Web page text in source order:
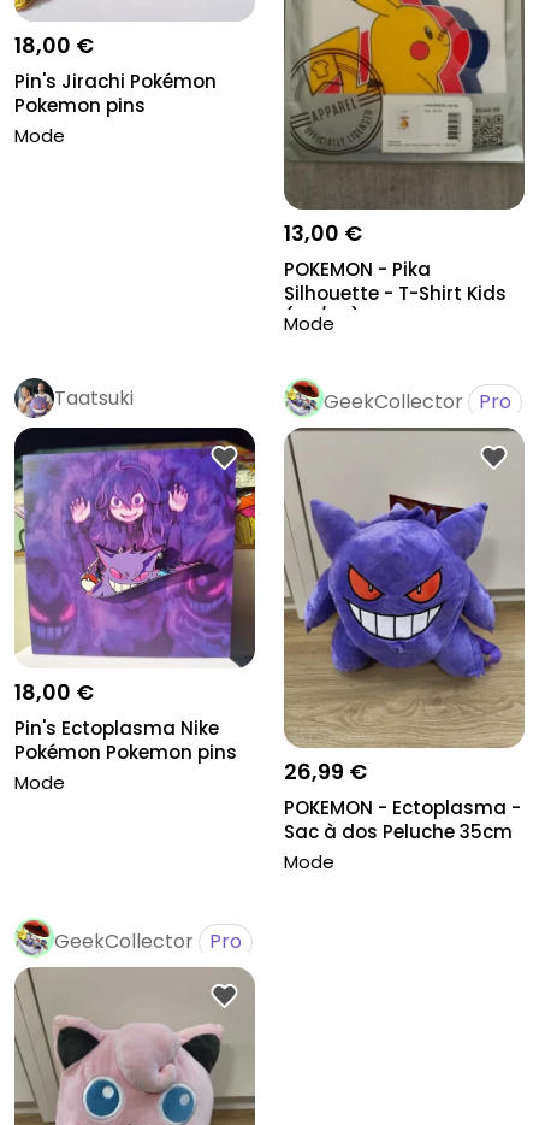
18,00 €
Pin's Jirachi Pokémon
Pokemon pins
Mode
13,00 €
POKEMON - Pika
Silhouette - T-Shirt Kids
(110/116)
Mode
Taatsuki
18,00 €
Pin's Ectoplasma Nike
Pokémon Pokemon pins
Gengar
Mode
GeekCollector Pro
26,99 €
POKEMON - Ectoplasma -
Sac à dos Peluche 35cm
Mode
GeekCollector Pro